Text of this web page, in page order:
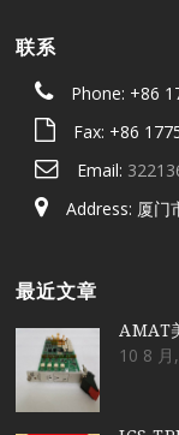
联系
Phone: +86
Fax: +86
Email:
Address: 厦门
最近文章
AMAT
10 8